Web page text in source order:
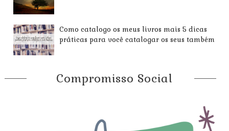
Como catalogo os meus livros mais 5 dicas
práticas para você catalogar os seus também
Compromisso Social